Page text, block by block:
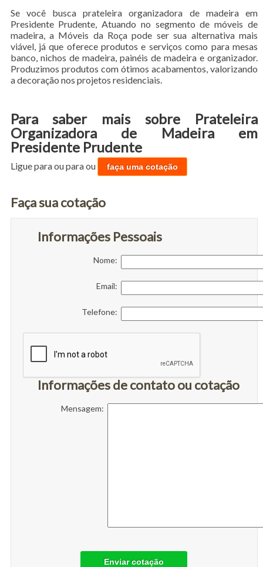
Se você busca prateleira organizadora de madeira em
Presidente Prudente, Atuando no segmento de móveis de
madeira, a Móveis da Roça pode ser sua alternativa mais
viável, já que oferece produtos e serviços como para mesas
banco, nichos de madeira, painéis de madeira e organizador.
Produzimos produtos com ótimos acabamentos, valorizando
a decoração nos projetos residenciais.
Para saber mais sobre Prateleira
Organizadora de Madeira em
Presidente Prudente
Ligue paraou paraou faça uma cotação
Faça sua cotação
Informações Pessoais
Nome:
Email:
Telefone:
Informações de contato ou cotação
Mensagem:
Enviar cotação